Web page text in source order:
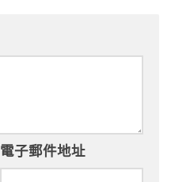
電子郵件地址